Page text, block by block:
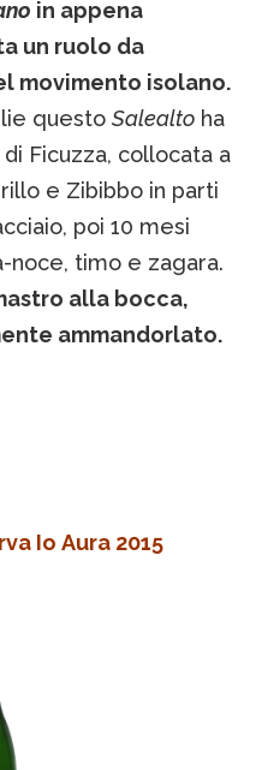
in appena
un ruolo da
movimento isolano.
questo Salealto ha
Ficuzza, collocata a
e Zibibbo in parti
poi 10 mesi
noce, timo e zagara.
alla bocca,
ammandorlato.
Io Aura 2015